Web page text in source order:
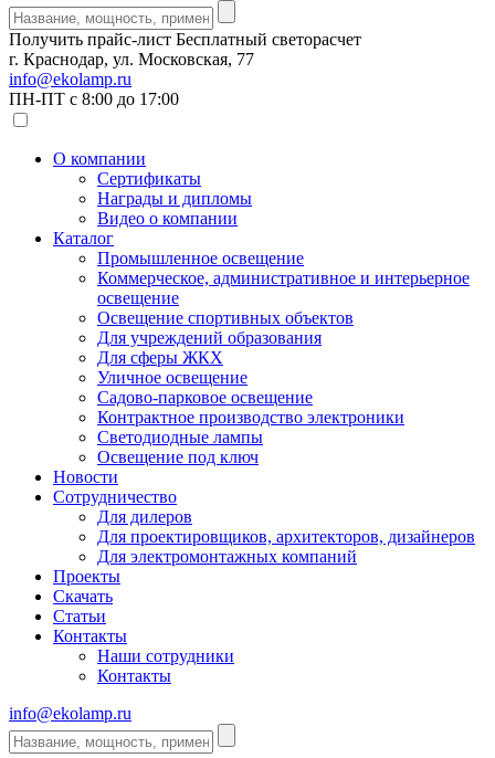
Получить прайс-лист Бесплатный светорасчет
г. Краснодар, ул. Московская, 77
info@ekolamp.ru
ПН-ПТ с 8:00 до 17:00
О компании
Сертификаты
Награды и дипломы
Видео о компании
Каталог
Промышленное освещение
Коммерческое, административное и интерьерное
освещение
Освещение спортивных объектов
Для учреждений образования
Для сферы ЖКХ
Уличное освещение
Садово-парковое освещение
Контрактное производство электроники
Светодиодные лампы
Освещение под ключ
Новости
Сотрудничество
Для дилеров
Для проектировщиков, архитекторов, дизайнеров
Для электромонтажных компаний
Проекты
Скачать
Статьи
Контакты
Наши сотрудники
Контакты
info@ekolamp.ru